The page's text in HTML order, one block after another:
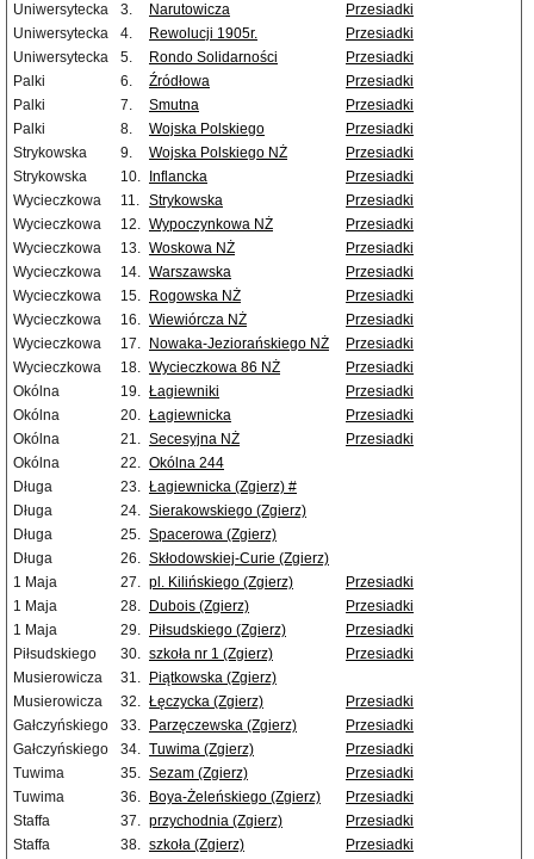
Uniwersytecka
3. Narutowicza
Przesiadki
Uniwersytecka
4. Rewolucji 1905r.
Przesiadki
Uniwersytecka
5. Rondo Solidarności
Przesiadki
Palki
6. Źródłowa
Przesiadki
Palki
7. Smutna
Przesiadki
Palki
8. Wojska Polskiego
Przesiadki
Strykowska
9. Wojska Polskiego NŻ
Przesiadki
Strykowska
10. Inflancka
Przesiadki
Wycieczkowa
11. Strykowska
Przesiadki
Wycieczkowa
12. Wypoczynkowa NŻ
Przesiadki
Wycieczkowa
13. Woskowa NŻ
Przesiadki
Wycieczkowa
14. Warszawska
Przesiadki
Wycieczkowa
15. Rogowska NŻ
Przesiadki
Wycieczkowa
16. Wiewiórcza NŻ
Przesiadki
Wycieczkowa
17. Nowaka-Jeziorańskiego NŻ
Przesiadki
Wycieczkowa
18. Wycieczkowa 86 NŻ
Przesiadki
Okólna
19. Łagiewniki
Przesiadki
Okólna
20. Łagiewnicka
Przesiadki
Okólna
21. Secesyjna NŻ
Przesiadki
Okólna
22. Okólna 244
Długa
23. Łagiewnicka (Zgierz) #
Długa
24. Sierakowskiego (Zgierz)
Długa
25. Spacerowa (Zgierz)
Długa
26. Skłodowskiej-Curie (Zgierz)
1 Maja
27. pl. Kilińskiego (Zgierz)
Przesiadki
1 Maja
28. Dubois (Zgierz)
Przesiadki
1 Maja
29. Piłsudskiego (Zgierz)
Przesiadki
Piłsudskiego
30. szkoła nr 1 (Zgierz)
Przesiadki
Musierowicza
31.
Piątkowska (Zgierz)
Musierowicza
32. Łęczycka (Zgierz)
Przesiadki
Gałczyńskiego
33. Parzęczewska (Zgierz)
Przesiadki
Gałczyńskiego
34. Tuwima (Zgierz)
Przesiadki
Tuwima
35. Sezam (Zgierz)
Przesiadki
Tuwima
36. Boya-Żeleńskiego (Zgierz)
Przesiadki
Staffa
37. przychodnia (Zgierz)
Przesiadki
Staffa
38. szkoła (Zgierz)
Przesiadki